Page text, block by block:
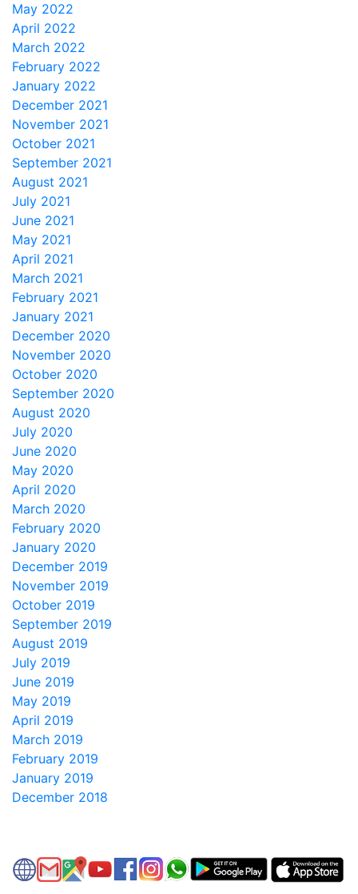
May 2022
April 2022
March 2022
February 2022
January 2022
December 2021
November 2021
October 2021
September 2021
August 2021
July 2021
June 2021
May 2021
April 2021
March 2021
February 2021
January 2021
December 2020
November 2020
October 2020
September 2020
August 2020
July 2020
June 2020
May 2020
April 2020
March 2020
February 2020
January 2020
December 2019
November 2019
October 2019
September 2019
August 2019
July 2019
June 2019
May 2019
April 2019
March 2019
February 2019
January 2019
December 2018